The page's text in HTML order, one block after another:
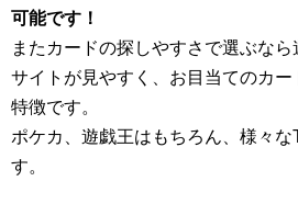
可能です！
またカードの探しやすさで選ぶなら
サイトが見やすく、お目当てのカ
特徴です。
ポケカ、遊戯王はもちろん、様々な
す。